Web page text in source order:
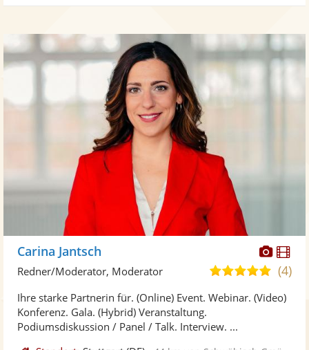
Fotos
Carina Jantsch
5,0
5
(4)
Redner/Moderator, Moderator
Ihre starke Partnerin für. (Online) Event. Webinar. (Video)
Konferenz. Gala. (Hybrid) Veranstaltung.
Podiumsdiskussion / Panel / Talk. Interview. ...